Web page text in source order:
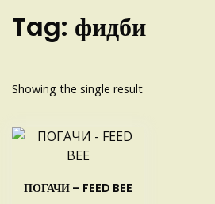
Tag: фидби
Showing the single result
ПОГАЧИ – FEED BEE